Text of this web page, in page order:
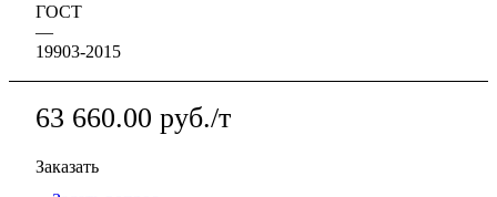
ГОСТ
—
19903-2015
63 660.00 руб./т
Заказать